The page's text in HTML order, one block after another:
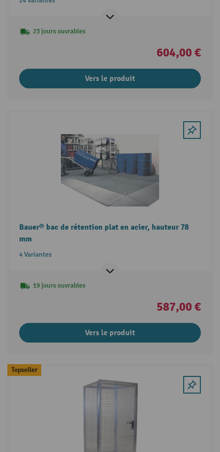
23 jours ouvrables
604,00 €
Vers le produit
Bauer® bac de rétention plat en acier, hauteur 78
mm
4 Variantes
19 jours ouvrables
587,00 €
Vers le produit
Topseller